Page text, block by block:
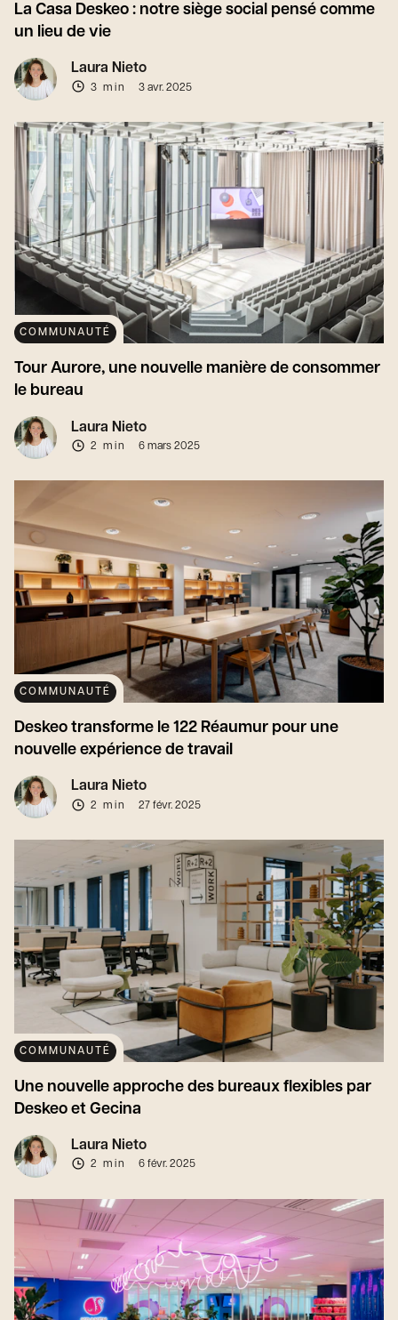
La Casa Deskeo : notre siège social pensé comme
un lieu de vie
Laura Nieto
3 min 3 avr. 2025
COMMUNAUTÉ
Tour Aurore, une nouvelle manière de consommer
le bureau
Laura Nieto
2 min 6 mars 2025
COMMUNAUTÉ
Deskeo transforme le 122 Réaumur pour une
nouvelle expérience de travail
Laura Nieto
2 min 27 févr. 2025
COMMUNAUTÉ
Une nouvelle approche des bureaux flexibles par
Deskeo et Gecina
Laura Nieto
2 min 6 févr. 2025